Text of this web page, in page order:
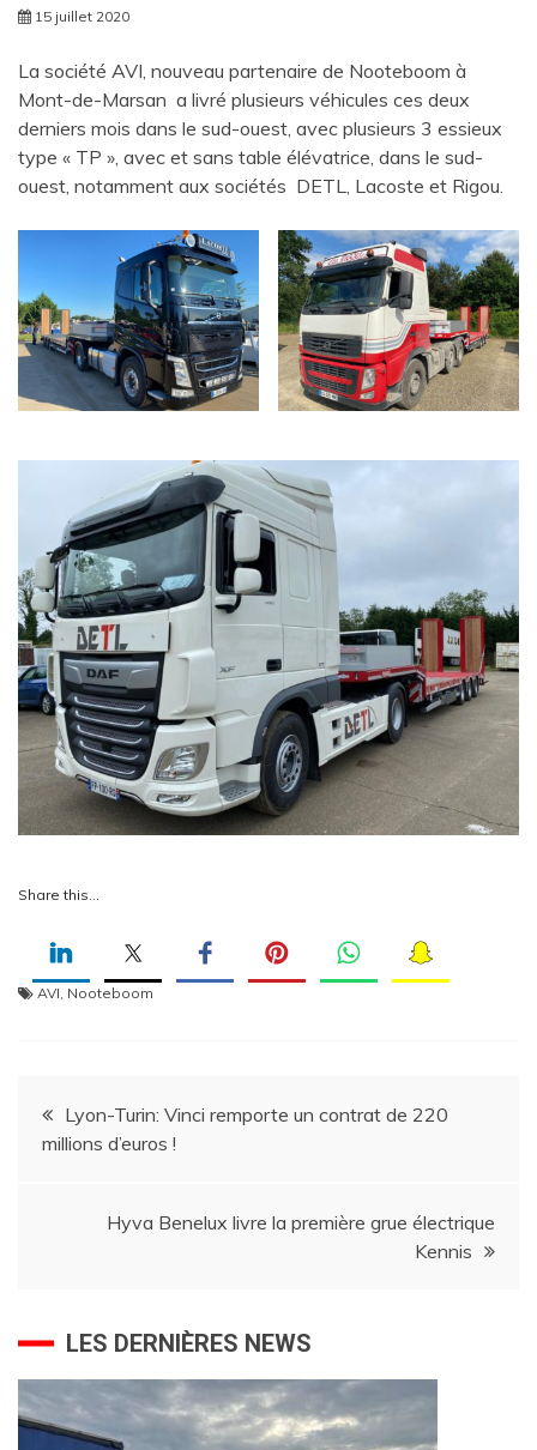
15 juillet 2020
La société AVI, nouveau partenaire de Nooteboom à
Mont-de-Marsan a livré plusieurs véhicules ces deux
derniers mois dans le sud-ouest, avec plusieurs 3 essieux
type « TP », avec et sans table élévatrice, dans le sud-
ouest, notamment aux sociétés DETL, Lacoste et Rigou.
Share this…
AVI, Nooteboom
Navigation
de
l’article
Lyon-Turin: Vinci remporte un contrat de 220
millions d’euros !
Hyva Benelux livre la première grue électrique
Kennis
LES DERNIÈRES NEWS